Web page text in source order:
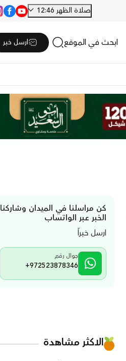
صلاة الظهر 12:46
ابحث في الموقع ارسل خبر
كن مراسلنا في الميدان وشاركنا
الخبر عبر الواتساب
ارسل خبراً
جوال رقم
+972523878346
الاكثر مشاهدة